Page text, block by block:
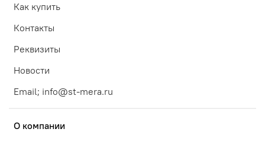
Как купить
Контакты
Реквизиты
Новости
Email; info@st-mera.ru
О компании